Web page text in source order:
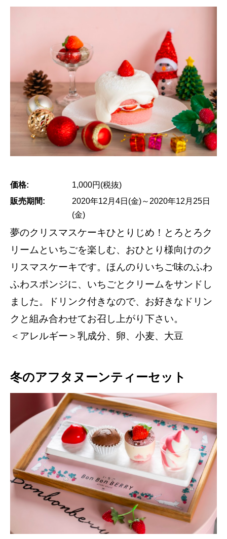
価格:
1,000円(税抜)
販売期間:
2020年12月4日(金)～2020年12月25日
(金)
夢のクリスマスケーキひとりじめ！とろとろク
リームといちごを楽しむ、おひとり様向けのク
リスマスケーキです。ほんのりいちご味のふわ
ふわスポンジに、いちごとクリームをサンドし
ました。ドリンク付きなので、お好きなドリン
クと組み合わせてお召し上がり下さい。
＜アレルギー＞乳成分、卵、小麦、大豆
冬のアフタヌーンティーセット